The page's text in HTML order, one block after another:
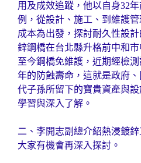
用及成效追蹤，他以自身32
例，從設計、施工、到維護
成本為出發，探討耐久性設
鋅鋼橋在台北縣升格前中和
至今鋼橋免維護，近期經檢
年的防蝕壽命，這就是政府
代子孫所留下的寶貴資產與
學習與深入了解。
二、李開志副總介紹熱浸鍍
大家有機會再深入探討。